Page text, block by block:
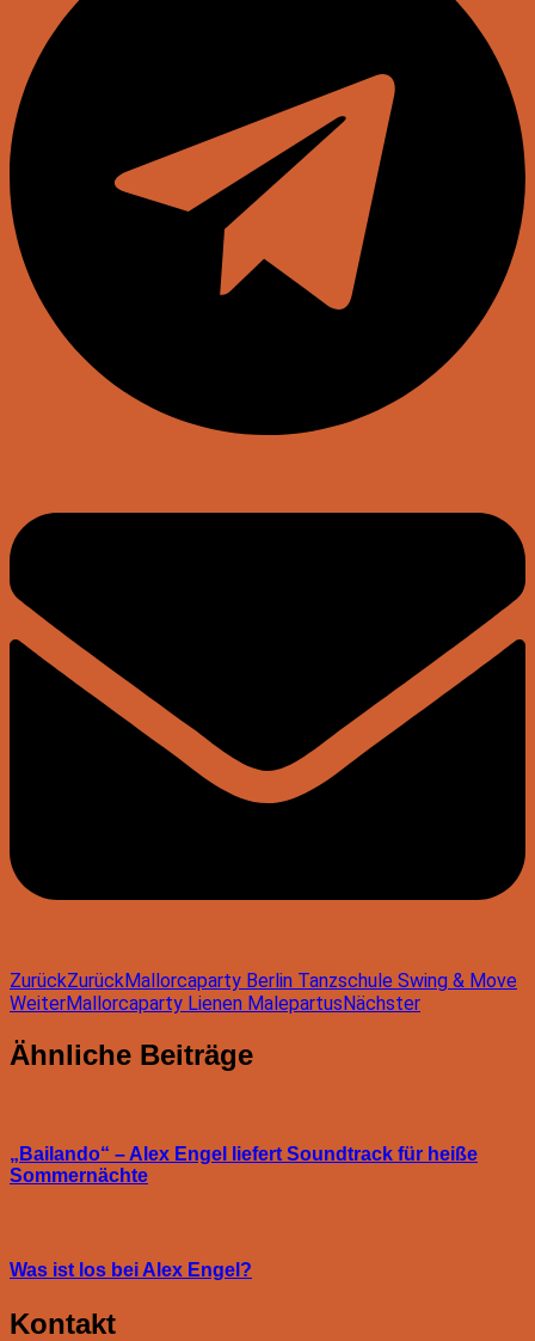
ZurückZurückMallorcaparty Berlin Tanzschule Swing & Move
WeiterMallorcaparty Lienen MalepartusNächster
Ähnliche Beiträge
„Bailando“ – Alex Engel liefert Soundtrack für heiße
Sommernächte
Was ist los bei Alex Engel?
Kontakt